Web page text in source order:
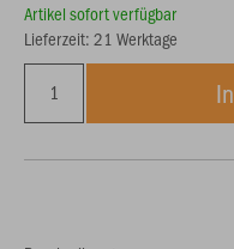
Artikel sofort verfügbar
Lieferzeit: 21 Werktage